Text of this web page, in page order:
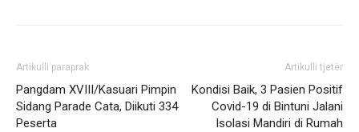
Artikulli paraprak
Pangdam XVIII/Kasuari Pimpin
Sidang Parade Cata, Diikuti 334
Peserta
Artikulli tjetër
Kondisi Baik, 3 Pasien Positif
Covid-19 di Bintuni Jalani
Isolasi Mandiri di Rumah